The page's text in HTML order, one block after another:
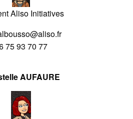
Aliso Initiatives
75 93 70 77
AUFAURE